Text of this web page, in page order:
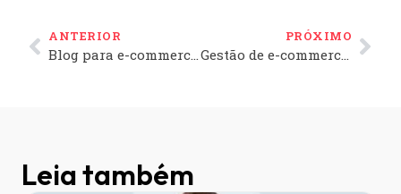
ANTERIOR
Blog para e-commerce: a importância do conteúdo para a sua loja virtual
PRÓXIMO
Gestão de e-commerce: 9 práticas para ter bons resultados
Leia também